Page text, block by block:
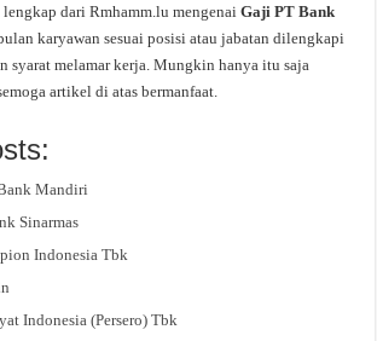
dari Rmhamm.lu mengenaiGaji PT Bank
karyawan sesuai posisi atau jabatan dilengkapi
syarat melamar kerja. Mungkin hanya itu saja
artikel di atas bermanfaat.
Mandiri
Sinarmas
Indonesia Tbk
Indonesia (Persero) Tbk